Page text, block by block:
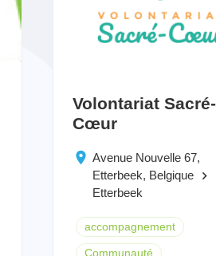
Volontariat Sacré-
Cœur
Avenue Nouvelle 67,
Etterbeek, Belgique
keyboard_arrow_right
Etterbeek
accompagnement
Communauté